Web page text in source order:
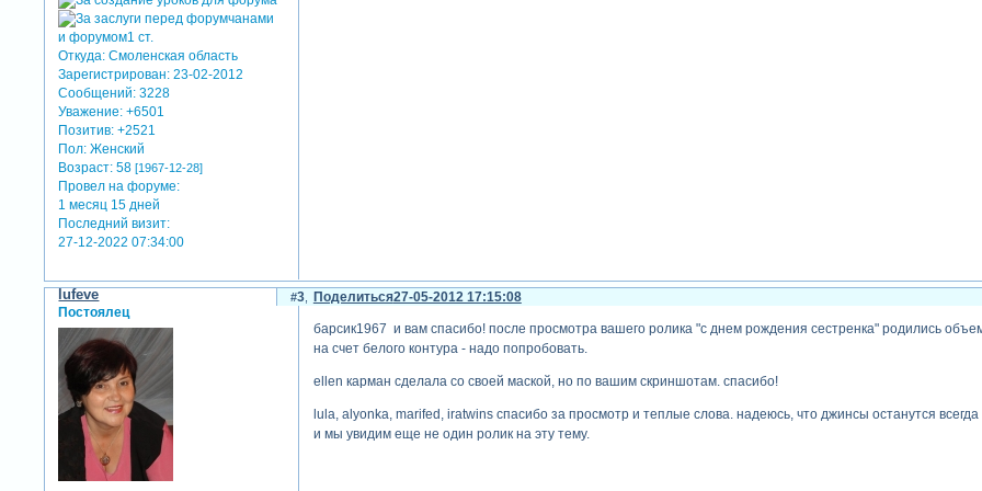
Откуда: Смоленская область
Зарегистрирован: 23-02-2012
Сообщений: 3228
Уважение: +6501
Позитив: +2521
Пол: Женский
Возраст: 58[1967-12-28]
Провел на форуме:
1 месяц 15 дней
Последний визит:
27-12-2022 07:34:00
Поделиться
3 27-05-2012 17:15:08
lufeve
Постоялец
барсик1967 и вам спасибо! после просмотра вашего ролика "с днем рождения сестренка" родились
на счет белого контура - надо попробовать.
ellen карман сделала со своей маской, но по вашим скриншотам. спасибо!
lula, alyonka, marifed, iratwins спасибо за просмотр и теплые слова. надеюсь, что джинсы останутся всегда
и мы увидим еще не один ролик на эту тему.